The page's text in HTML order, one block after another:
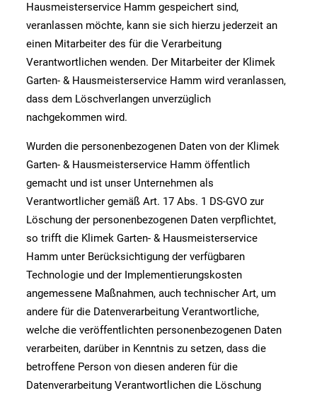
Hausmeisterservice Hamm gespeichert sind,
veranlassen möchte, kann sie sich hierzu jederzeit an
einen Mitarbeiter des für die Verarbeitung
Verantwortlichen wenden. Der Mitarbeiter der Klimek
Garten- & Hausmeisterservice Hamm wird veranlassen,
dass dem Löschverlangen unverzüglich
nachgekommen wird.
Wurden die personenbezogenen Daten von der Klimek
Garten- & Hausmeisterservice Hamm öffentlich
gemacht und ist unser Unternehmen als
Verantwortlicher gemäß Art. 17 Abs. 1 DS-GVO zur
Löschung der personenbezogenen Daten verpflichtet,
so trifft die Klimek Garten- & Hausmeisterservice
Hamm unter Berücksichtigung der verfügbaren
Technologie und der Implementierungskosten
angemessene Maßnahmen, auch technischer Art, um
andere für die Datenverarbeitung Verantwortliche,
welche die veröffentlichten personenbezogenen Daten
verarbeiten, darüber in Kenntnis zu setzen, dass die
betroffene Person von diesen anderen für die
Datenverarbeitung Verantwortlichen die Löschung